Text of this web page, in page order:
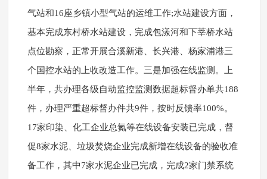
气站和16座乡镇小型气站的运维工作;水站建设方面，
基本完成东村桥水站建设，完成包漾河和下莘桥水站
点位勘察，正常开展合溪新港、长兴港、杨家浦港三
个国控水站的上收改造工作。三是加强在线监测。上
半年，共办理各级自动监控监测数据超标督办单共188
件，办理严重超标督办件共9件，按时反馈率100%。
17家印染、化工企业总氮等在线设备安装已完成，督
促8家水泥、垃圾焚烧企业完成新增在线设备的验收准
备工作，其中7家水泥企业已完成，完成2家门禁系统